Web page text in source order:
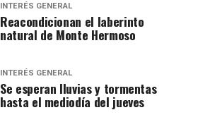
INTERÉS GENERAL
Reacondicionan el laberinto
natural de Monte Hermoso
INTERÉS GENERAL
Se esperan lluvias y tormentas
hasta el mediodía del jueves